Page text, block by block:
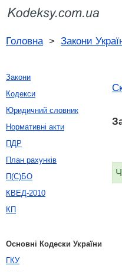
Головна> Закони
Закони
Кодекси
Юридичний словник
Нормативні акти
ПДР
План рахунків
П(С)БО
КВЕД-2010
КП
Основні Кодески України
ГКУ